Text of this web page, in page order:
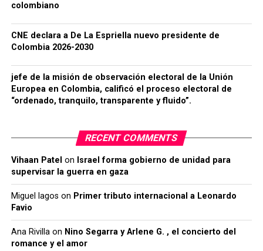
colombiano
CNE declara a De La Espriella nuevo presidente de
Colombia 2026-2030
jefe de la misión de observación electoral de la Unión
Europea en Colombia, calificó el proceso electoral de
“ordenado, tranquilo, transparente y fluido”.
RECENT COMMENTS
Vihaan Patel on Israel forma gobierno de unidad para
supervisar la guerra en gaza
Miguel lagos on Primer tributo internacional a Leonardo
Favio
Ana Rivillaon Nino Segarra y Arlene G. , el concierto del
romance y el amor